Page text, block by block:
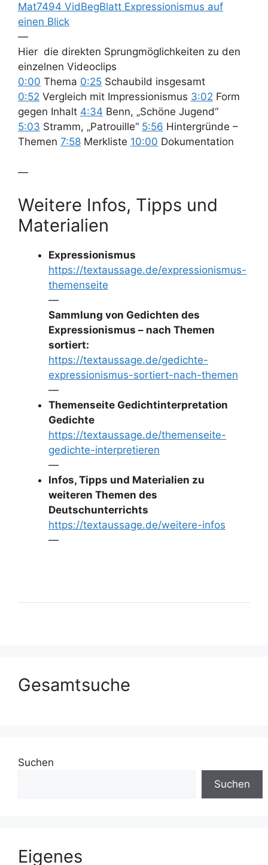
Mat7494 VidBegBlatt Expressionismus auf
einen Blick
—
Hier die direkten Sprungmöglichkeiten zu den
einzelnen Videoclips
0:00 Thema 0:25 Schaubild insgesamt
0:52 Vergleich mit Impressionismus 3:02 Form
gegen Inhalt 4:34 Benn, „Schöne Jugend“
5:03 Stramm, „Patrouille“ 5:56 Hintergründe –
Themen 7:58 Merkliste 10:00 Dokumentation
—
Weitere Infos, Tipps und
Materialien
Expressionismus
https://textaussage.de/expressionismus-
themenseite
—
Sammlung von Gedichten des
Expressionismus – nach Themen
sortiert:
https://textaussage.de/gedichte-
expressionismus-sortiert-nach-themen
—
Themenseite Gedichtinterpretation
Gedichte
https://textaussage.de/themenseite-
gedichte-interpretieren
—
Infos, Tipps und Materialien zu
weiteren Themen des
Deutschunterrichts
https://textaussage.de/weitere-infos
—
Gesamtsuche
Suchen
Suchen
Eigenes